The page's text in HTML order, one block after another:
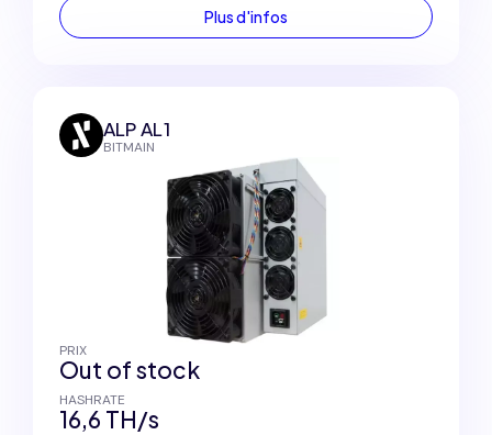
Plus d'infos
ALP AL1
BITMAIN
PRIX
Out of stock
HASHRATE
16,6 TH/s